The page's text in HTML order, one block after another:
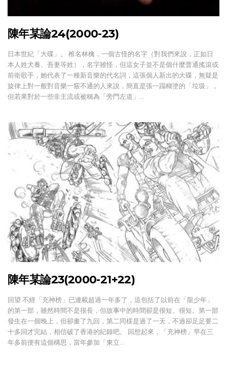
陳年某論24(2000-23)
日本世紀「大碟」。 椎名林檎，一個古怪的名字（對我們來說，正如日
本人姓犬養、吾妻等姓），名字雖怪，但這女子並不是個什麼普通搖滾或
前衛歌手，她代表了一種新音樂的代名詞，這張個人新出的大碟，無疑是
旋律上對一般對音樂一竅不通的人來說，簡直是張一蹋糊塗的「垃圾」，
但若果對於一些非主流或被稱為「旁門左道」…
陳年某論23(2000-21+22)
回望 不經「充神榜」已連載超過一年多了，這包括了以前在「龍少年」
的第一部，雖然時間不是很長，但故事中的時間卻是很短、很短。第一部
發生在一個晚上，但卻畫了九回，第二同樣是過了一天，不過卻足足要二
十多回才完結，相信破了香港的紀錄吧。 回想起來，「充神榜」早在三
年多前便有這個構思，當年參加「東立…